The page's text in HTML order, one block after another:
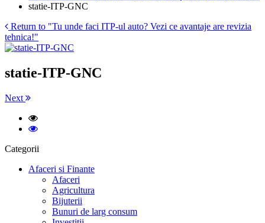
statie-ITP-GNC
Return to "Tu unde faci ITP-ul auto? Vezi ce avantaje are revizia
tehnica!"
statie-ITP-GNC
Next
Categorii
Afaceri si Finante
Afaceri
Agricultura
Bijuterii
Bunuri de larg consum